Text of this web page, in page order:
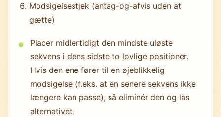
Modsigelsestjek (antag-og-afvis uden at
gætte)
Placer midlertidigt den mindste uløste
sekvens i dens sidste to lovlige positioner.
Hvis den ene fører til en øjeblikkelig
modsigelse (f.eks. at en senere sekvens ikke
længere kan passe), så eliminér den og lås
alternativet.